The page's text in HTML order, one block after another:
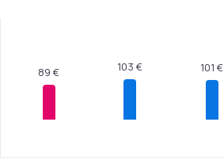
89 € 103 € 101 €